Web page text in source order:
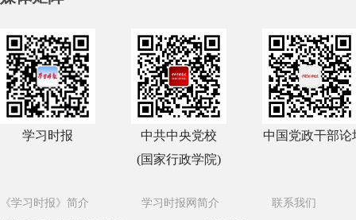
学习时报
中共中央党校
(国家行政学院)
中国党政干部论
《学习时报》简介 学习时报网简介
联系我们